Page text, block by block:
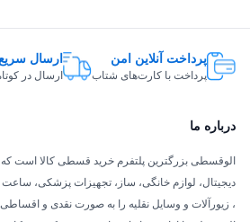
پرداخت آنلاین امن
پرداخت با کارت‌های شتاب
ارسال
ارسال در
درباره ما
الوقسطی بزرگترین پلتفرم خرید قسطی کالا است که
دیجیتال، لوازم خانگی، ساز، تجهیزات پزشکی، ساعت
، زیورآلات و وسایل نقلیه را به صورت نقدی و